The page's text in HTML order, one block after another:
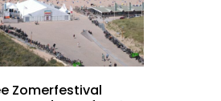
Zomerfestival